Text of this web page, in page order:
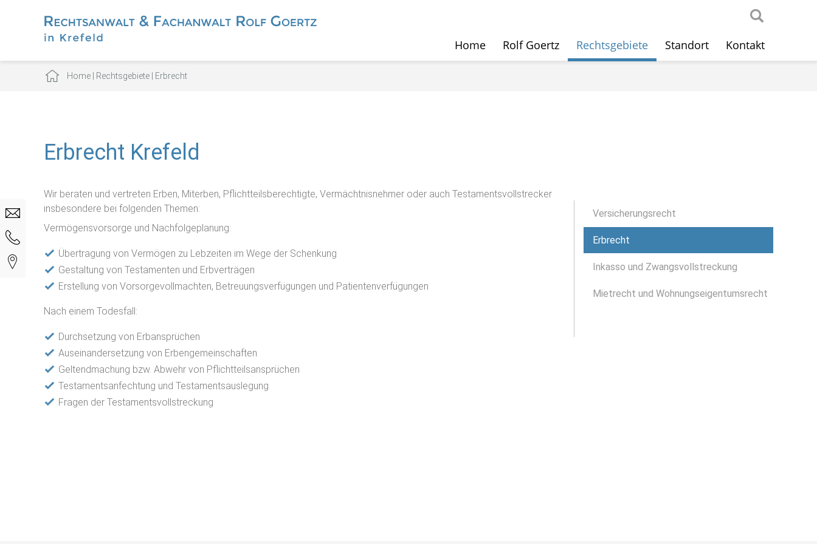
Home Rolf Goertz Rechtsgebiete Standort Kontakt
Home| Rechtsgebiete| Erbrecht
Versicherungsrecht
Erbrecht
Inkasso und Zwangsvollstreckung
Mietrecht und Wohnungseigentumsrecht
Erbrecht Krefeld
Wir beraten und vertreten Erben, Miterben, Pflichtteilsberechtigte, Vermächtnisnehmer oder auch Testamentsvollstrecker
insbesondere bei folgenden Themen:
Vermögensvorsorge und Nachfolgeplanung:
Übertragung von Vermögen zu Lebzeiten im Wege der Schenkung
Gestaltung von Testamenten und Erbverträgen
Erstellung von Vorsorgevollmachten, Betreuungsverfügungen und Patientenverfügungen
Nach einem Todesfall:
Durchsetzung von Erbansprüchen
Auseinandersetzung von Erbengemeinschaften
Geltendmachung bzw. Abwehr von Pflichtteilsansprüchen
Testamentsanfechtung und Testamentsauslegung
Fragen der Testamentsvollstreckung